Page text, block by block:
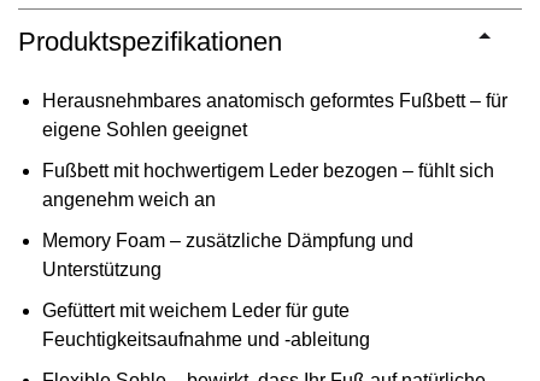
Produktspezifikationen
Herausnehmbares anatomisch geformtes Fußbett – für
eigene Sohlen geeignet
Fußbett mit hochwertigem Leder bezogen – fühlt sich
angenehm weich an
Memory Foam – zusätzliche Dämpfung und
Unterstützung
Gefüttert mit weichem Leder für gute
Feuchtigkeitsaufnahme und -ableitung